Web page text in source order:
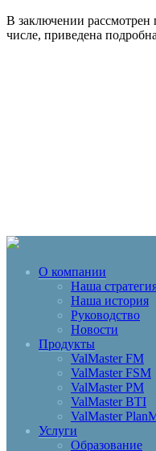
В заключении рассмотрен
числе, приведена
О компании
Наша
Наша история
Руководство
Новости
Продукты
ValMaster FM
ValMaster FSM
ValMaster PM
ValMaster BTI
ValMaster
Услуги
Образование